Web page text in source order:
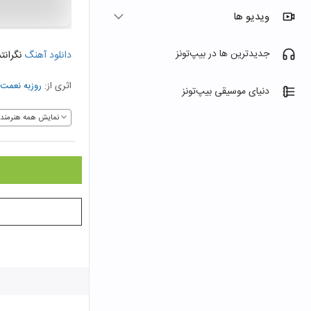
ویدیو ها
جدیدترین ها در بیپ‌تونز
دنیای موسیقی بیپ‌تونز
دانلود آهنگ
اثری از: روزبه
نمایش همه